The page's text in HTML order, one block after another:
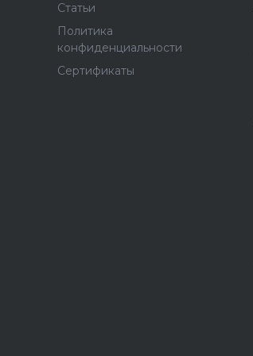
Статьи
Политика
конфиденциальности
Сертификаты